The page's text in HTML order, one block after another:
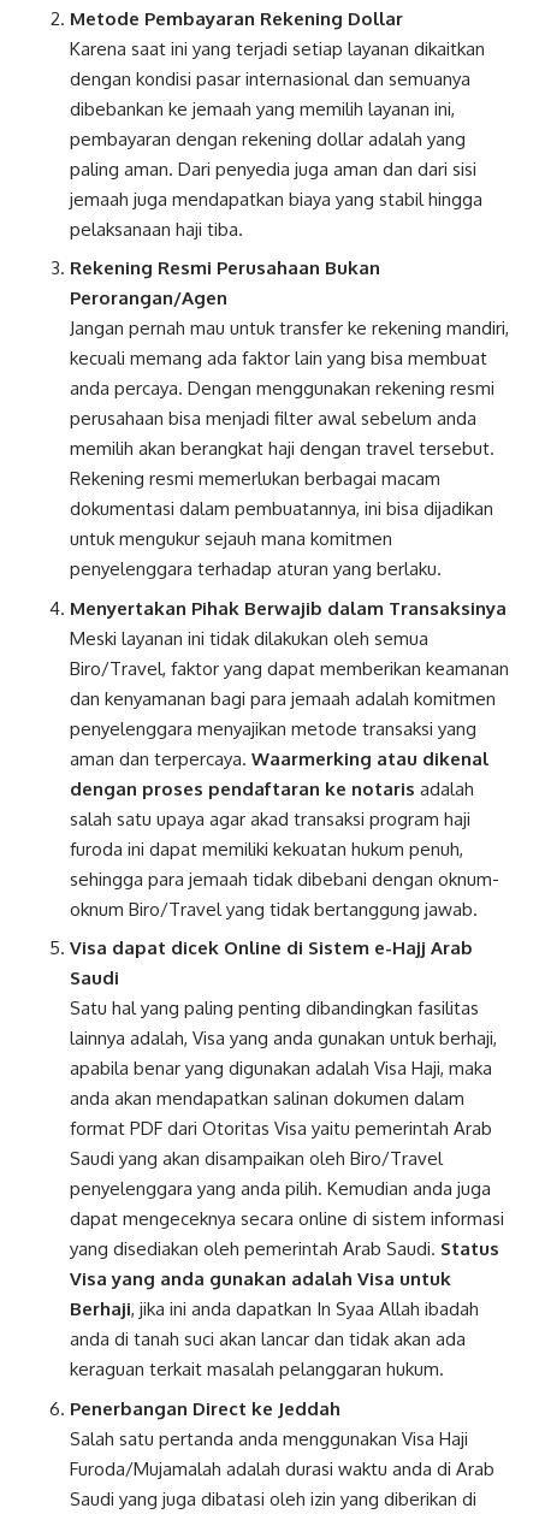
Metode Pembayaran Rekening Dollar
Karena saat ini yang terjadi setiap layanan dikaitkan
dengan kondisi pasar internasional dan semuanya
dibebankan ke jemaah yang memilih layanan ini,
pembayaran dengan rekening dollar adalah yang
paling aman. Dari penyedia juga aman dan dari sisi
jemaah juga mendapatkan biaya yang stabil hingga
pelaksanaan haji tiba.
Rekening Resmi Perusahaan Bukan
Perorangan/Agen
Jangan pernah mau untuk transfer ke rekening mandiri,
kecuali memang ada faktor lain yang bisa membuat
anda percaya. Dengan menggunakan rekening resmi
perusahaan bisa menjadi filter awal sebelum anda
memilih akan berangkat haji dengan travel tersebut.
Rekening resmi memerlukan berbagai macam
dokumentasi dalam pembuatannya, ini bisa dijadikan
untuk mengukur sejauh mana komitmen
penyelenggara terhadap aturan yang berlaku.
Menyertakan Pihak Berwajib dalam Transaksinya
Meski layanan ini tidak dilakukan oleh semua
Biro/Travel, faktor yang dapat memberikan keamanan
dan kenyamanan bagi para jemaah adalah komitmen
penyelenggara menyajikan metode transaksi yang
aman dan terpercaya. Waarmerking atau dikenal
dengan proses pendaftaran ke notaris adalah
salah satu upaya agar akad transaksi program haji
furoda ini dapat memiliki kekuatan hukum penuh,
sehingga para jemaah tidak dibebani dengan oknum-
oknum Biro/Travel yang tidak bertanggung jawab.
Visa dapat dicek Online di Sistem e-Hajj Arab
Saudi
Satu hal yang paling penting dibandingkan fasilitas
lainnya adalah, Visa yang anda gunakan untuk berhaji,
apabila benar yang digunakan adalah Visa Haji, maka
anda akan mendapatkan salinan dokumen dalam
format PDF dari Otoritas Visa yaitu pemerintah Arab
Saudi yang akan disampaikan oleh Biro/Travel
penyelenggara yang anda pilih. Kemudian anda juga
dapat mengeceknya secara online di sistem informasi
yang disediakan oleh pemerintah Arab Saudi. Status
Visa yang anda gunakan adalah Visa untuk
Berhaji, jika ini anda dapatkan In Syaa Allah ibadah
anda di tanah suci akan lancar dan tidak akan ada
keraguan terkait masalah pelanggaran hukum.
Penerbangan Direct ke Jeddah
Salah satu pertanda anda menggunakan Visa Haji
Furoda/Mujamalah adalah durasi waktu anda di Arab
Saudi yang juga dibatasi oleh izin yang diberikan di